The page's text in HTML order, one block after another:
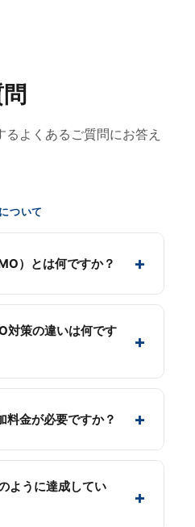
よくあるご質問にお答え
ついて
）とは何ですか？ +
Model Optimization）と
、Google AI Overviews
ための最
LLMOは従来のSEO対策に
造化データの実装により、
対策の違いは何です
+
などの検索エンジン
。
は、ChatGPTやPerplexity
引用精度向上
、情報の明確化などが中心
料金が必要ですか？ +
場合：AI引用最適化（構造
備
です。追加料金は不要で
ように達成してい
+